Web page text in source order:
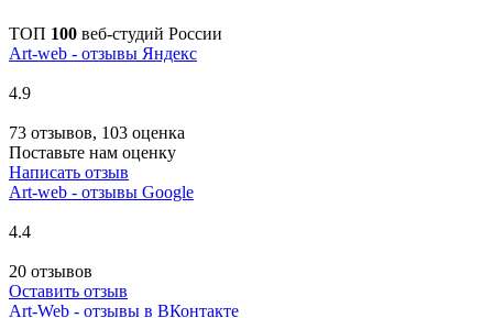
ТОП 100 веб-студий России
Art-web - отзывы Яндекс
4.9
73 отзывов, 103 оценка
Поставьте нам оценку
Написать отзыв
Art-web - отзывы Google
4.4
20 отзывов
Оставить отзыв
Art-Web - отзывы в ВКонтакте